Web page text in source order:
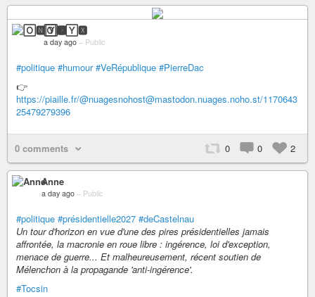
🄾🅽🅈🆇
a day ago – Public
#politique #humour #VeRépublique #PierreDac
👉️
https://piaille.fr/@nuagesnohost@mastodon.nuages.noho.st/1170643
25479279396
0 comments 0 0 2
Anne
a day ago – Public
#politique #présidentielle2027 #deCastelnau
Un tour d'horizon en vue d'une des pires présidentielles jamais
affrontée, la macronie en roue libre : ingérence, loi d'exception,
menace de guerre... Et malheureusement, récent soutien de
Mélenchon à la propagande 'anti-ingérence'.
#Tocsin